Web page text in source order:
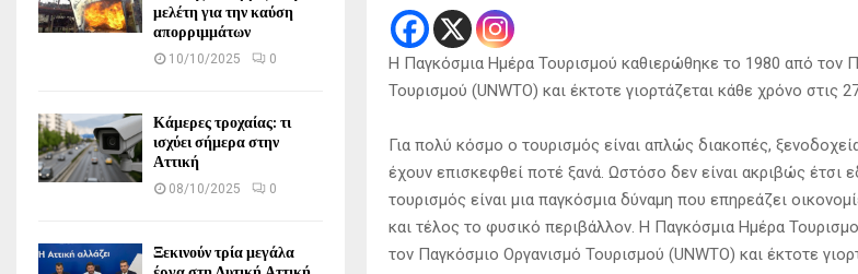
Η Παγκόσμια Ημέρα Τουρισμού καθιερώθηκε το 1980 από τον
Τουρισμού (UNWTO) και έκτοτε γιορτάζεται κάθε χρόνο στις
Για πολύ κόσμο ο τουρισμός είναι απλώς διακοπές,
έχουν επισκεφθεί ποτέ ξανά. Ωστόσο δεν είναι ακριβώς
τουρισμός είναι μια παγκόσμια δύναμη που επηρεάζει
και τέλος το φυσικό περιβάλλον. Η Παγκόσμια Ημέρα
τον Παγκόσμιο Οργανισμό Τουρισμού (UNWTO) και έκτοτε
μελέτη για την καύση
απορριμμάτων
10/10/2025 0
Κάμερες τροχαίας: τι
ισχύει σήμερα στην
Αττική
08/10/2025 0
Ξεκινούν τρία μεγάλα